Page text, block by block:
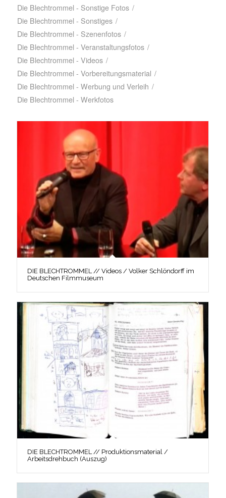
Die Blechtrommel - Sonstige Fotos /
Die Blechtrommel - Sonstiges /
Die Blechtrommel - Szenenfotos /
Die Blechtrommel - Veranstaltungsfotos /
Die Blechtrommel - Videos /
Die Blechtrommel - Vorbereitungsmaterial /
Die Blechtrommel - Werbung und Verleih /
Die Blechtrommel - Werkfotos
DIE BLECHTROMMEL // Videos / Volker Schlöndorff im
Deutschen Filmmuseum
DIE BLECHTROMMEL // Produktionsmaterial /
Arbeitsdrehbuch (Auszug)